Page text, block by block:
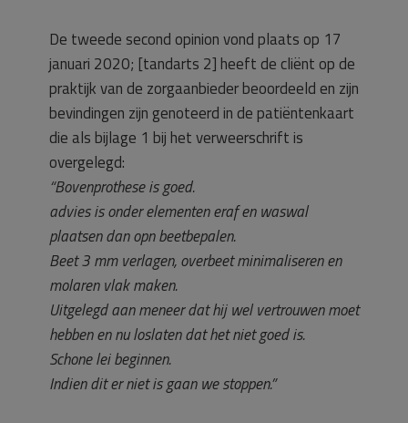
De tweede second opinion vond plaats op 17
januari 2020; [tandarts 2] heeft de cliënt op de
praktijk van de zorgaanbieder beoordeeld en zijn
bevindingen zijn genoteerd in de patiëntenkaart
die als bijlage 1 bij het verweerschrift is
overgelegd:
“Bovenprothese is goed.
advies is onder elementen eraf en waswal
plaatsen dan opn beetbepalen.
Beet 3 mm verlagen, overbeet minimaliseren en
molaren vlak maken.
Uitgelegd aan meneer dat hij wel vertrouwen moet
hebben en nu loslaten dat het niet goed is.
Schone lei beginnen.
Indien dit er niet is gaan we stoppen.”